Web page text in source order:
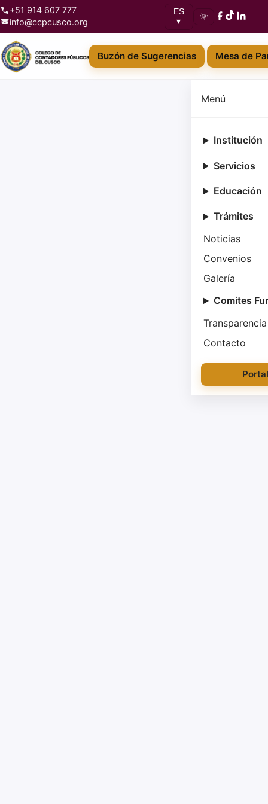
+51 914 607 777
info@ccpcusco.org
ES
▾
🌞
Buzón de Sugerencias Mesa de
Menú
Institución
Servicios
Educación
Trámites
Noticias
Convenios
Galería
Comites
Transparencia
Contacto